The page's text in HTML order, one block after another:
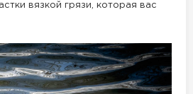
вязкой грязи, которая вас